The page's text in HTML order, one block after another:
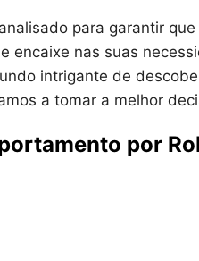
para garantir que
encaixe nas suas
intrigante de
a tomar a melhor
por